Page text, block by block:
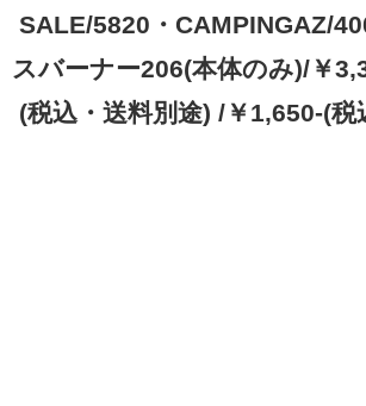
SALE/5820・CAMPINGAZ/
スバーナー206(本体のみ)/￥
(税込・送料別途) /￥1,650-(税